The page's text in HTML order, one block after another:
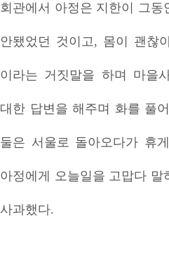
회관에서 아정은 지한이 그동
안됐었던 것이고, 몸이 괜찮
이라는 거짓말을 하며 마을
대한 답변을 해주며 화를 풀
둘은 서울로 돌아오다가 휴
아정에게 오늘일을 고맙다
사과했다.